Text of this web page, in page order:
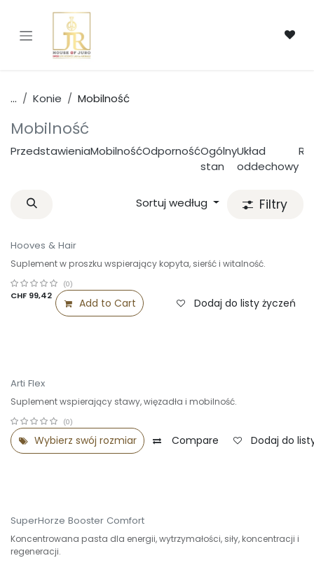
... Konie Mobilność
Mobilność
PrzedstawieniaMobilnośćOdpornośćOgólny
stan
Układ
oddechowy
Sortuj według Filtry
Hooves & Hair
Suplement w proszku wspierający kopyta, sierść i witalność.
(0)
CHF 99,42
Add to Cart Dodaj do listy życzeń
Arti Flex
Suplement wspierający stawy, więzadła i mobilność.
(0)
Wybierz swój rozmiar Compare Dodaj do
Select Sale -25%
SuperHorze Booster Comfort
Koncentrowana pasta dla energii, wytrzymałości, siły, koncentracji i
regeneracji.